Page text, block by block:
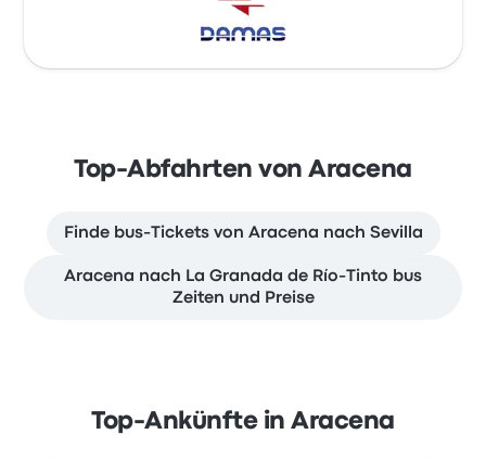
Top-Abfahrten von Aracena
Finde bus-Tickets von Aracena nach Sevilla
Aracena nach La Granada de Río-Tinto bus
Zeiten und Preise
Top-Ankünfte in Aracena